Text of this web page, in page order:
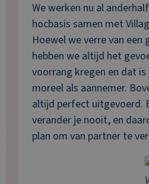
We werken nu al
hocbasis samen met
Hoewel we verre van
hebben we altijd het
voorrang kregen en dat
moreel als aannemer.
altijd perfect uitgevoerd.
verander je nooit, en
plan om van partner te